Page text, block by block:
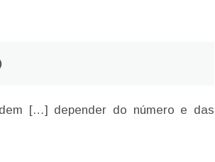
[…] depender do número e das